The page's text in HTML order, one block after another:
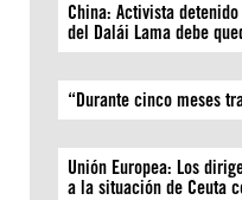
China: Activista
del Dalái Lama debe
“Durante cinco meses
Unión Europea: Los
a la situación de Ceuta